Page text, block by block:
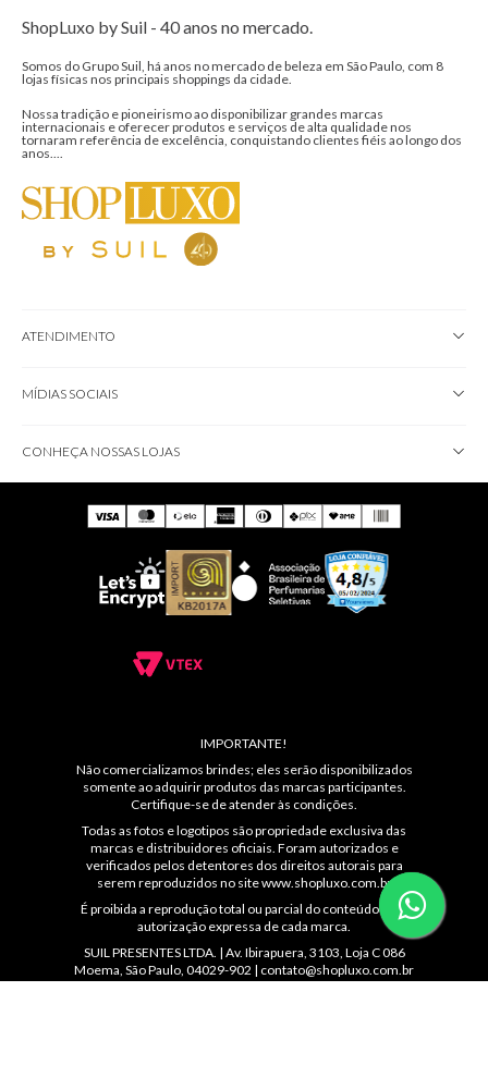
ShopLuxo by Suil - 40 anos no mercado.
Somos do Grupo Suil, há anos no mercado de beleza em São Paulo, com 8
lojas físicas nos principais shoppings da cidade.
Nossa tradição e pioneirismo ao disponibilizar grandes marcas
internacionais e oferecer produtos e serviços de alta qualidade nos
tornaram referência de excelência, conquistando clientes fiéis ao longo dos
anos....
ATENDIMENTO
MÍDIAS SOCIAIS
CONHEÇA NOSSAS LOJAS
IMPORTANTE!
Não comercializamos brindes; eles serão disponibilizados
somente ao adquirir produtos das marcas participantes.
Certifique-se de atender às condições.
Todas as fotos e logotipos são propriedade exclusiva das
marcas e distribuidores oficiais. Foram autorizados e
verificados pelos detentores dos direitos autorais para
serem reproduzidos no sitewww.shopluxo.com.br
É proibida a reprodução total ou parcial do conteúdo sem
autorização expressa de cada marca.
SUIL PRESENTES LTDA. | Av. Ibirapuera, 3103, Loja C 086
Moema, São Paulo, 04029-902 | contato@shopluxo.com.br